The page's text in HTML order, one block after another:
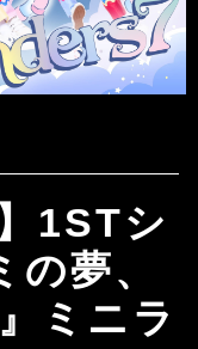
1STシ
夢、
ミニラ